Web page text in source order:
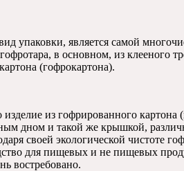
упаковки, является самой
в основном, из клееного
(гофрокартона).
из гофрированного картона
дном и такой же крышкой,
своей экологической чистоте
для пищевых и не пищевых
востребовано.